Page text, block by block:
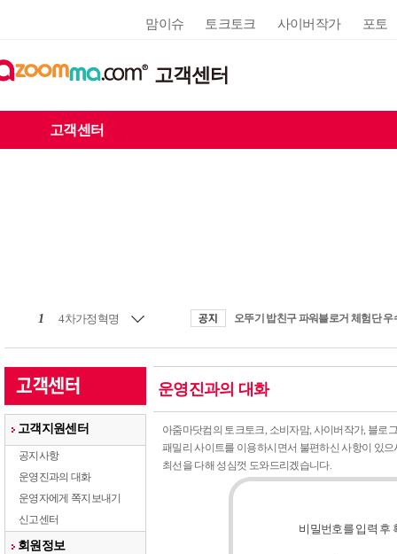
맘이슈 토크토크 사이버작가 포토
고객센터
고객센터
1 4차가정혁명
고객지원센터
공지사항
운영진과의 대화
운영자에게 쪽지보내기
신고센터
회원정보
운영진과의 대화
아줌마닷컴의 토크토크, 소비자맘, 사이버작가, 블로
패밀리 사이트를 이용하시면서 불편하신 사항이 있
최선을 다해 성심껏 도와드리겠습니다.
비밀번호를 입력 후